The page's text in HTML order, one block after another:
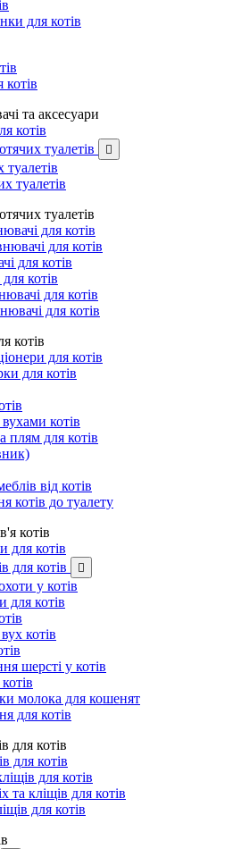
для котів
котів
та аксесуари
котів
туалетів

туалетів
туалетів
для котів
для котів
для котів
котів
для котів
для котів
котів
для котів
для котів
котів
плям для котів
від котів
котів до туалету
котів
для котів
для котів

у котів
для котів
котів
шерсті у котів
молока для кошенят
для котів
для котів
для котів
для котів
кліщів для котів
для котів